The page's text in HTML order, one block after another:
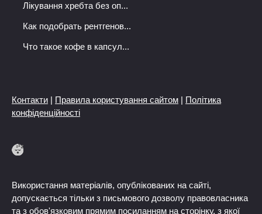
Лікування хребта без оп...
Как подобрать рентгенов...
Что такое кофе в капсул...
Контакти | Правила користування сайтом | Політика
конфіденційності
Використання матеріалів, опублікованих на сайті,
допускається тільки з письмового дозволу правовласника
та з обов'язковим прямим посиланням на сторінку, з якої